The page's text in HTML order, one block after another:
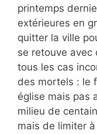
printemps
extérieures en
quitter la ville
se retouve avec
tous les cas
des mortels : le
église mais pas
milieu de
mais de limiter